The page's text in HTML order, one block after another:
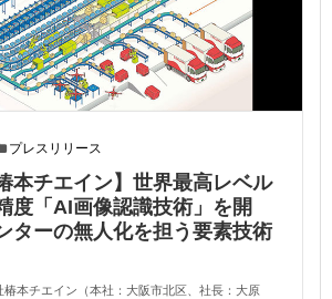
プレスリリース
本チエイン】世界最高レベル
度「AI画像認識技術」を開
ターの無人化を担う要素技術
椿本チエイン（本社：大阪市北区、社長：大原